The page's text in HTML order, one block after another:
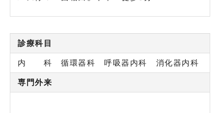
診療科目
内 科 循環器科 呼吸器内科 消化器内科
専門外来